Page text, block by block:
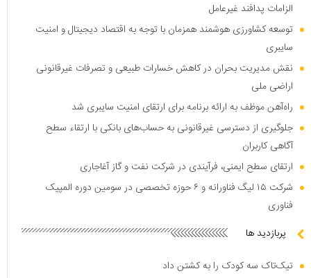
الزامات پدافند غیرعامل
توسعه کشاورزی هوشمند همزمان با توجه به اقتصاد دیجیتال و امنیت
سایبری
نقش مدیریت بحران در کاهش خسارات طبیعی و تصرفات غیرقانونی
اراضی ملی
راه‌آهن موظف به ارائه برنامه برای ارتقای امنیت سایبری شد
جلوگیری از دسترسی غیرقانونی به حساب‌های بانکی با ارتقاء سطح
آگاهی کاربران
ارتقای سطح ایمنی، فرآیندی در شرکت نفت و گاز آغاجاری
شرکت ۱۵ لیگ فناورانه و ۶ حوزه تخصصی در سومین دوره المپیک
فناوری
پربازدید ها
تیک‌تاک سه کودک را به کشتن داد